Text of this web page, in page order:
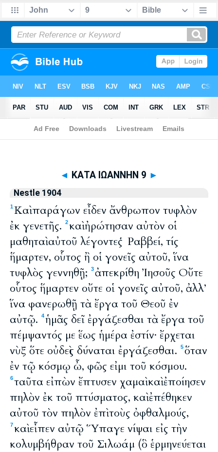
Biblia> Nestle 1904 > ΚΑΤΑ ΙΩΑΝΝΗΝ 9
◄ ΚΑΤΑ ΙΩΑΝΝΗΝ 9 ►
Nestle 1904
1Καὶ παράγων εἶδεν ἄνθρωπον τυφλὸν
ἐκ γενετῆς.
2καὶ ἠρώτησαν αὐτὸν οἱ
μαθηταὶ αὐτοῦ λέγοντες Ῥαββεί, τίς
ἥμαρτεν, οὗτος ἢ οἱ γονεῖς αὐτοῦ, ἵνα
τυφλὸς γεννηθῇ;
3ἀπεκρίθη Ἰησοῦς Οὔτε
οὗτος ἥμαρτεν οὔτε οἱ γονεῖς αὐτοῦ, ἀλλ’
ἵνα φανερωθῇ τὰ ἔργα τοῦ Θεοῦ ἐν
αὐτῷ.
4ἡμᾶς δεῖ ἐργάζεσθαι τὰ ἔργα τοῦ
πέμψαντός με ἕως ἡμέρα ἐστίν· ἔρχεται
νὺξ ὅτε οὐδεὶς δύναται ἐργάζεσθαι.
5ὅταν
ἐν τῷ κόσμῳ ὦ, φῶς εἰμι τοῦ κόσμου.
6ταῦτα εἰπὼν ἔπτυσεν χαμαὶ καὶ ἐποίησεν
πηλὸν ἐκ τοῦ πτύσματος, καὶ ἐπέθηκεν
αὐτοῦ τὸν πηλὸν ἐπὶ τοὺς ὀφθαλμούς,
7καὶ εἶπεν αὐτῷ Ὕπαγε νίψαι εἰς τὴν
κολυμβήθραν τοῦ Σιλωάμ (ὃ ἑρμηνεύεται